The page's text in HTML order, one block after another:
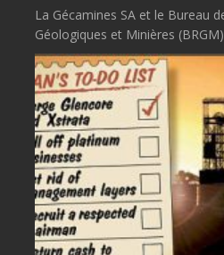
La Gécamines SA et le Bureau
Géologiques et Minières